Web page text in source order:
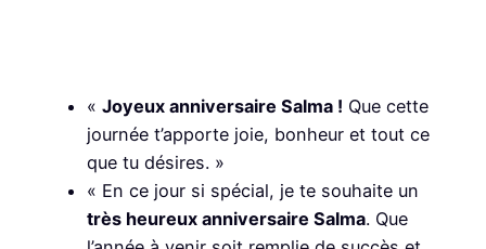
« Joyeux anniversaire Salma ! Que cette
journée t’apporte joie, bonheur et tout ce
que tu désires. »
« En ce jour si spécial, je te souhaite un
très heureux anniversaire Salma. Que